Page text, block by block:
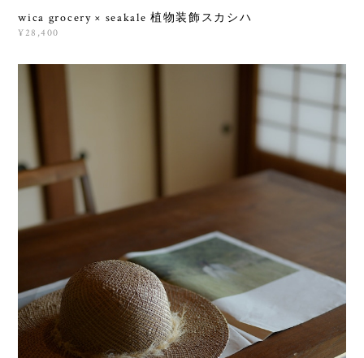
wica grocery × seakale 植物装飾スカシハ
¥28,400